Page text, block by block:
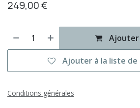
249,00€
Ajouter
Ajouter à la liste de
Conditions générales